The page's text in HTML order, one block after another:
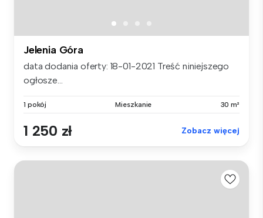
Jelenia Góra
data dodania oferty: 18-01-2021 Treść niniejszego
ogłosze...
1 pokój Mieszkanie 30 m²
1 250 zł Zobacz więcej